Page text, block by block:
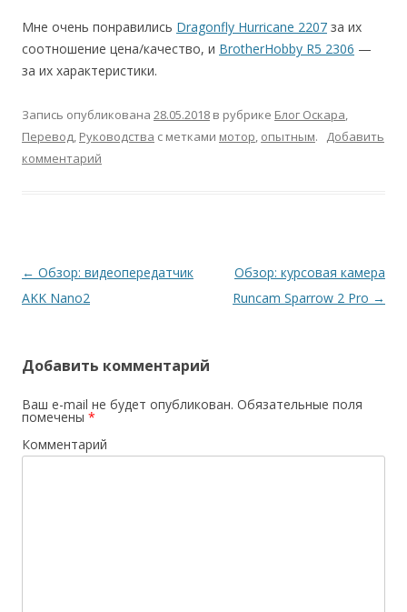
Мне очень понравились Dragonfly Hurricane 2207 за их
соотношение цена/качество, и BrotherHobby R5 2306 —
за их характеристики.
Запись опубликована 28.05.2018 в рубрике Блог Оскара,
Перевод, Руководства с метками мотор, опытным. Добавить
комментарий
Навигация
по
← Обзор: видеопередатчик
AKK Nano2
Обзор: курсовая камера
Runcam Sparrow 2 Pro →
Добавить комментарий
Ваш e-mail не будет опубликован. Обязательные поля
помечены *
Комментарий